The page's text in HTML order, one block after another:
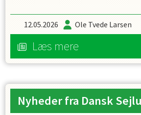
12.05.2026 Ole Tvede Larsen
Læs mere
Nyheder fra Dansk